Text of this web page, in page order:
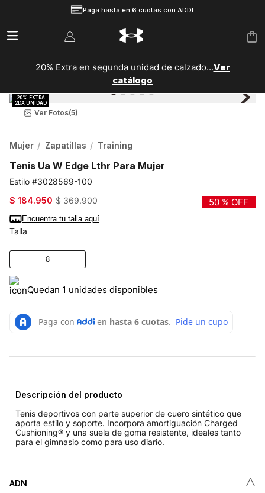
Paga hasta en 6 cuotas con ADDI
20% Extra en segunda unidad de calzado...Ver
catálogo
Ver Fotos(5)
Mujer Zapatillas Training
Tenis Ua W Edge Lthr Para Mujer
3028569-100
$ 184.950 $ 369.900 50 % OFF
Encuentra tu talla aquí
Talla
8
Quedan 1 unidades disponibles
Descripción del producto
Tenis deportivos con parte superior de cuero sintético que
aporta estilo y soporte. Incorpora amortiguación Charged
Cushioning® y una suela de goma resistente, ideales tanto
para el gimnasio como para uso diario.
ADN ˄